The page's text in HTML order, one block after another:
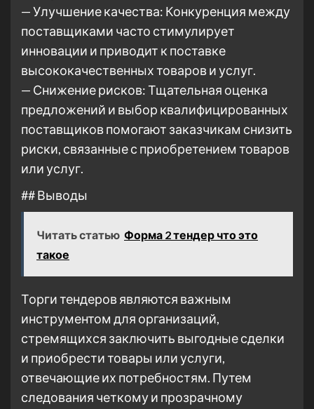
— Улучшение качества: Конкуренция между
поставщиками часто стимулирует
инновации и приводит к поставке
высококачественных товаров и услуг.
— Снижение рисков: Тщательная оценка
предложений и выбор квалифицированных
поставщиков помогают заказчикам снизить
риски, связанные с приобретением товаров
или услуг.
## Выводы
Читать статью Форма 2 тендер что это
такое
Торги тендеров являются важным
инструментом для организаций,
стремящихся заключить выгодные сделки
и приобрести товары или услуги,
отвечающие их потребностям. Путем
следования четкому и прозрачному